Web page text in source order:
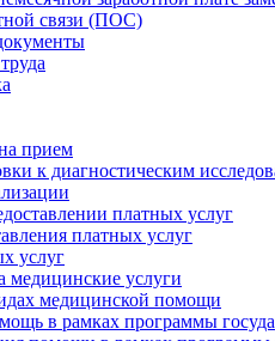
связи (ПОС)
прием
к диагностическим
платных услуг
платных услуг
услуг
услуги
медицинской помощи
в рамках программы